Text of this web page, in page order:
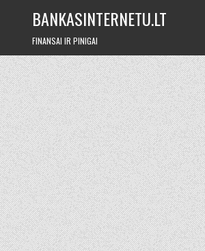
BANKASINTERNETU.LT
FINANSAI IR PINIGAI